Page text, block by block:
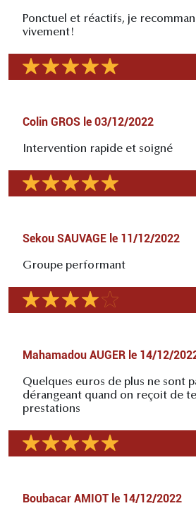
Ponctuel et réactifs, je
vivement!
Colin GROS le 03/12/2022
Intervention rapide et soigné
Sekou SAUVAGE le 11/12/2022
Groupe performant
Mahamadou AUGER le 14/12/
Quelques euros de plus ne sont
dérangeant quand on reçoit de
prestations
Boubacar AMIOT le 14/12/2022